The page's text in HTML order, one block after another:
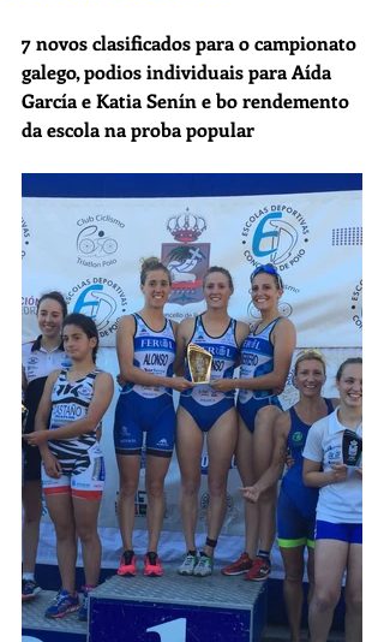
7 novos clasificados para o campionato
galego, podios individuais para Aída
García e Katia Senín e bo rendemento
da escola na proba popular